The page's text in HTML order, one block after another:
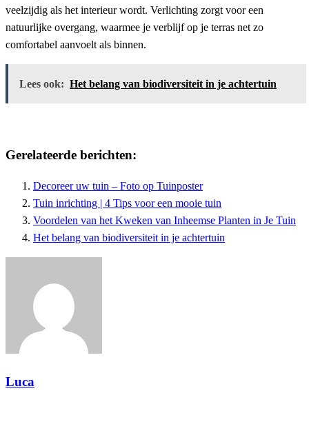
veelzijdig als het interieur wordt. Verlichting zorgt voor een
natuurlijke overgang, waarmee je verblijf op je terras net zo
comfortabel aanvoelt als binnen.
Lees ook: Het belang van biodiversiteit in je achtertuin
Gerelateerde berichten:
Decoreer uw tuin – Foto op Tuinposter
Tuin inrichting | 4 Tips voor een mooie tuin
Voordelen van het Kweken van Inheemse Planten in Je Tuin
Het belang van biodiversiteit in je achtertuin
Luca